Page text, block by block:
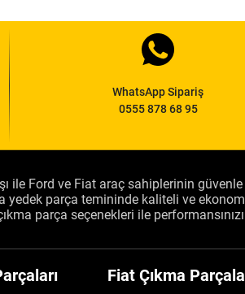
WhatsApp Sipariş
0555 878 68 95
ile Ford ve Fiat araç sahiplerinin
parça temininde kaliteli ve
parça seçenekleri ile
Fiat Çıkma